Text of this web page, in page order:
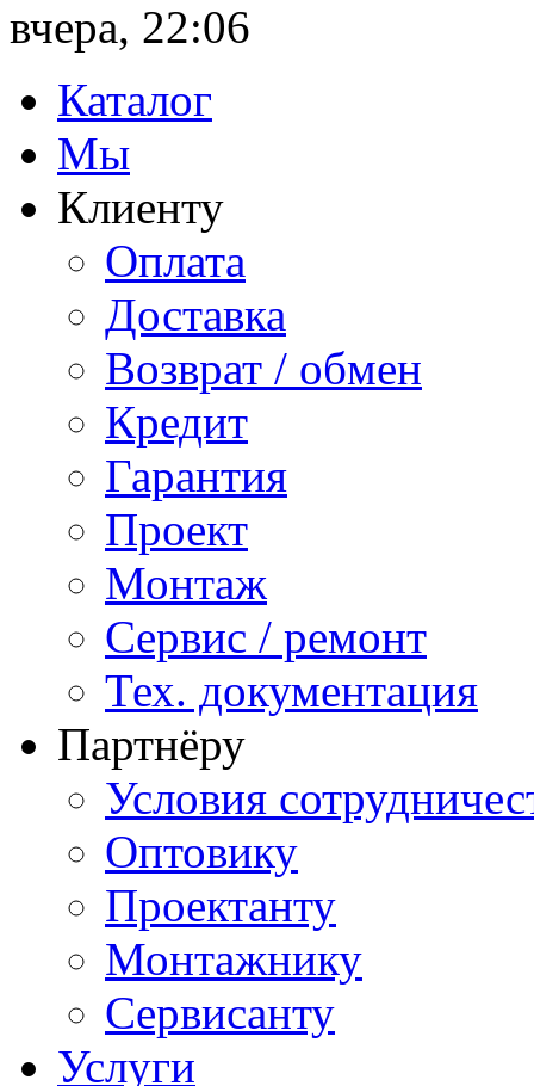
вчера, 22:06
Каталог
Мы
Клиенту
Оплата
Доставка
Возврат / обмен
Кредит
Гарантия
Проект
Монтаж
Сервис / ремонт
Тех. документация
Партнёру
Условия
Оптовику
Проектанту
Монтажнику
Сервисанту
Услуги